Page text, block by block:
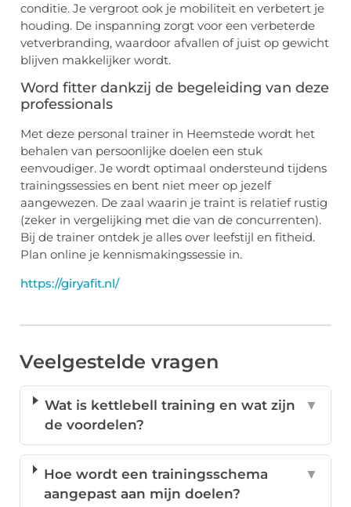
conditie. Je vergroot ook je mobiliteit en verbetert je
houding. De inspanning zorgt voor een verbeterde
vetverbranding, waardoor afvallen of juist op gewicht
blijven makkelijker wordt.
Word fitter dankzij de begeleiding van deze
professionals
Met deze personal trainer in Heemstede wordt het
behalen van persoonlijke doelen een stuk
eenvoudiger. Je wordt optimaal ondersteund tijdens
trainingssessies en bent niet meer op jezelf
aangewezen. De zaal waarin je traint is relatief rustig
(zeker in vergelijking met die van de concurrenten).
Bij de trainer ontdek je alles over leefstijl en fitheid.
Plan online je kennismakingssessie in.
https://giryafit.nl/
Veelgestelde vragen
Wat is kettlebell training en wat zijn
de voordelen?
▼
Hoe wordt een trainingsschema
aangepast aan mijn doelen?
▼